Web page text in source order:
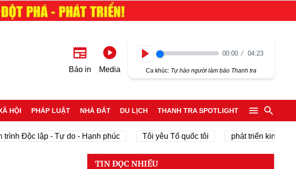
Báo in Media
00:00 04:23
Ca khúc: Tự hào người làm báo Thanh tra
HỘI PHÁP LUẬT NHÀ ĐẤT DU LỊCH THANH TRA SPOTLIGHT
Độc lập - Tự do - Hạnh phúc Tôi yêu Tổ quốc tôi phát triển kinh tế tư nhân
TIN ĐỌC NHIỀU